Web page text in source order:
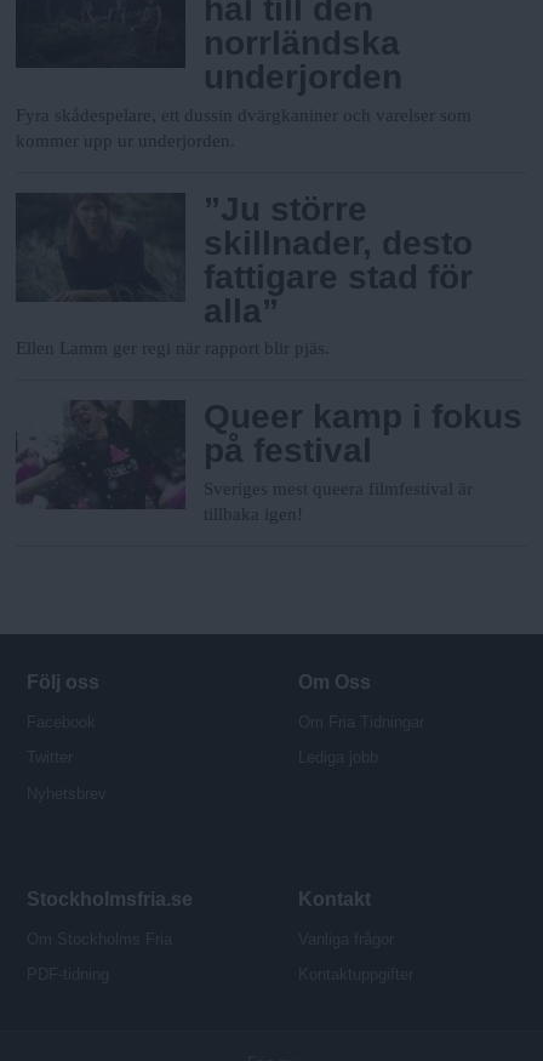
hål till den
norrländska
underjorden
Fyra skådespelare, ett dussin dvärgkaniner och varelser som
kommer upp ur underjorden.
”Ju större
skillnader, desto
fattigare stad för
alla”
Ellen Lamm ger regi när rapport blir pjäs.
Queer kamp i fokus
på festival
Sveriges mest queera filmfestival är
tillbaka igen!
Följ oss Om Oss
Stockholmsfria.se Kontakt